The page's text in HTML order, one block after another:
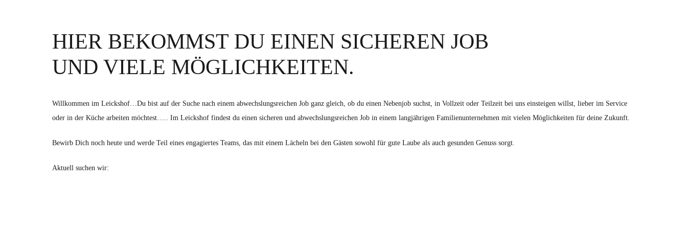
HIER BEKOMMST DU EINEN SICHEREN JOB
UND VIELE MÖGLICHKEITEN.
Willkommen im Leickshof…Du bist auf der Suche nach einem abwechslungsreichen Job ganz gleich, ob du einen Nebenjob suchst, in Vollzeit oder Teilzeit bei uns einsteigen willst, lieber im Service
oder in der Küche arbeiten möchtest….. Im Leickshof findest du einen sicheren und abwechslungsreichen Job in einem langjährigen Familienunternehmen mit vielen Möglichkeiten für deine Zukunft.
Bewirb Dich noch heute und werde Teil eines engagiertes Teams, das mit einem Lächeln bei den Gästen sowohl für gute Laube als auch gesunden Genuss sorgt.
Aktuell suchen wir: